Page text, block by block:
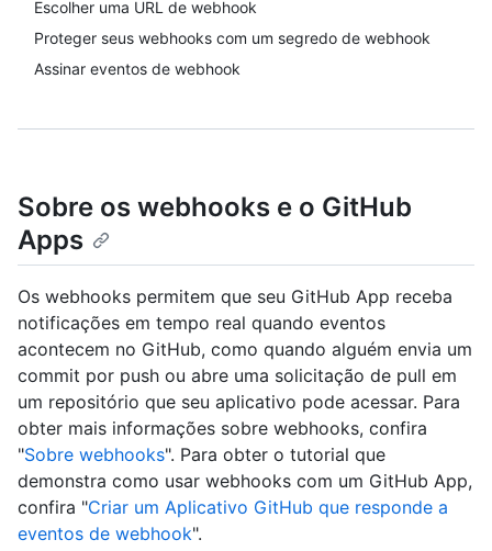
Escolher uma URL de webhook
Proteger seus webhooks com um segredo de webhook
Assinar eventos de webhook
Sobre os webhooks e o GitHub
Apps
Os webhooks permitem que seu GitHub App receba
notificações em tempo real quando eventos
acontecem no GitHub, como quando alguém envia um
commit por push ou abre uma solicitação de pull em
um repositório que seu aplicativo pode acessar. Para
obter mais informações sobre webhooks, confira
"Sobre webhooks". Para obter o tutorial que
demonstra como usar webhooks com um GitHub App,
confira "Criar um Aplicativo GitHub que responde a
eventos de webhook".